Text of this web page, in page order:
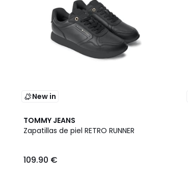
New in
TOMMY JEANS
Zapatillas de piel RETRO RUNNER
109.90 €